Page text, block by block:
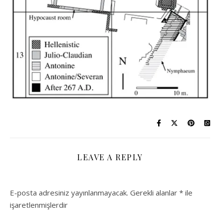
LEAVE A REPLY
E-posta adresiniz yayınlanmayacak. Gerekli alanlar * ile
işaretlenmişlerdir